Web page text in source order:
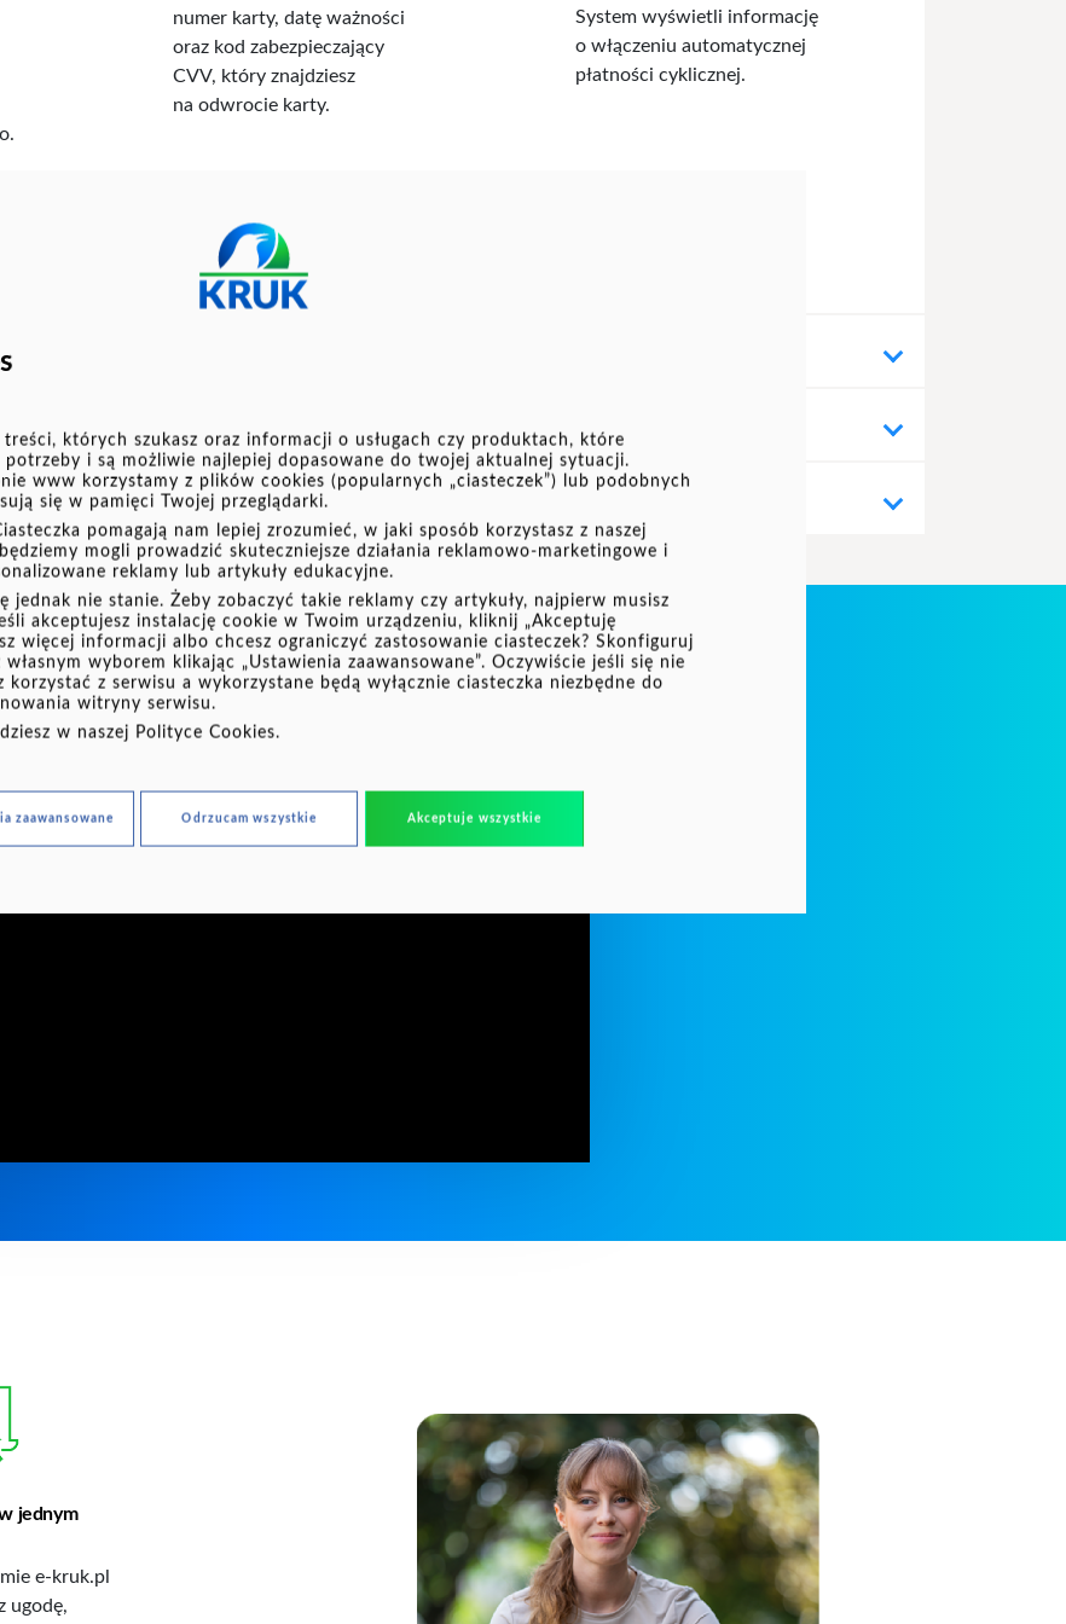
numer karty, datę ważności
oraz kod zabezpieczający
CVV, który znajdziesz
na odwrocie karty.
System wyświetli informację
o włączeniu automatycznej
płatności cyklicznej.
Zaloguj się
Zobacz film!
warto spłacać na platformie e-kruk.pl?
jednym
e-kruk.pl
ugodę,
treści, których szukasz oraz informacji o usługach czy produktach, które
potrzeby i są możliwie najlepiej dopasowane do twojej aktualnej sytuacji.
www korzystamy z plików cookies (popularnych „ciasteczek”) lub podobnych
się w pamięci Twojej przeglądarki.
pomagają nam lepiej zrozumieć, w jaki sposób korzystasz z naszej
mogli prowadzić skuteczniejsze działania reklamowo-marketingowe i
reklamy lub artykuły edukacyjne.
jednak nie stanie. Żeby zobaczyć takie reklamy czy artykuły, najpierw musisz
akceptujesz instalację cookie w Twoim urządzeniu, kliknij „Akceptuję
więcej informacji albo chcesz ograniczyć zastosowanie ciasteczek? Skonfiguruj
wyborem klikając „Ustawienia zaawansowane”. Oczywiście jeśli się nie
korzystać z serwisu a wykorzystane będą wyłącznie ciasteczka niezbędne do
witryny serwisu.
w naszej Polityce Cookies.
zaawansowane Odrzucam wszystkie Akceptuje wszystkie